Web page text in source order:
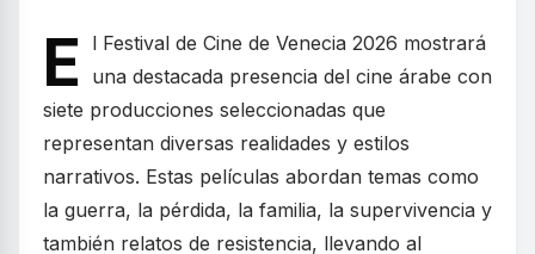
E
l Festival de Cine de Venecia 2026 mostrará
una destacada presencia del cine árabe con
siete producciones seleccionadas que
representan diversas realidades y estilos
narrativos. Estas películas abordan temas como
la guerra, la pérdida, la familia, la supervivencia y
también relatos de resistencia, llevando al